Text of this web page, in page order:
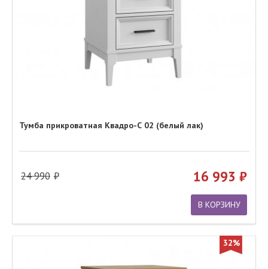
Тумба прикроватная Квадро-С 02 (белый лак)
24 990 16 993
В КОРЗИНУ
32%